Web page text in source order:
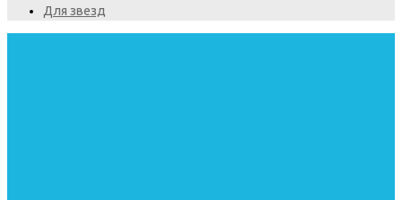
Для звезд